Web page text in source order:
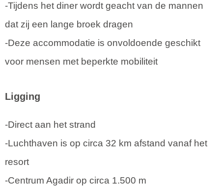
-Tijdens het diner wordt geacht van de mannen
dat zij een lange broek dragen
-Deze accommodatie is onvoldoende geschikt
voor mensen met beperkte mobiliteit
Ligging
-Direct aan het strand
-Luchthaven is op circa 32 km afstand vanaf het
resort
-Centrum Agadir op circa 1.500 m